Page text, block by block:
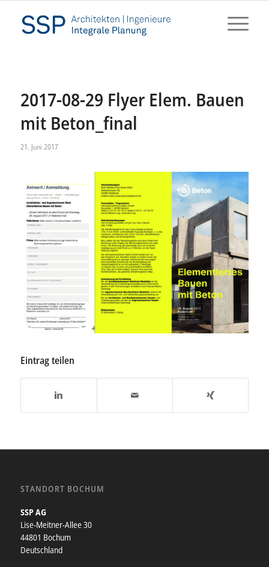
2017-08-29 Flyer Elem. Bauen
mit Beton_final
21. Juni 2017
Eintrag teilen
STANDORT BOCHUM
SSP AG
Lise-Meitner-Allee 30
44801 Bochum
Deutschland